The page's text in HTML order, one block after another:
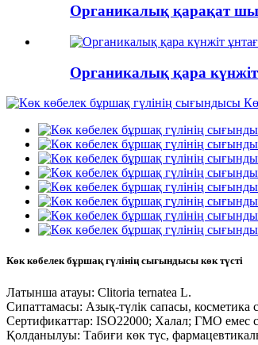
Органикалық қарақат
Органикалық қара
Көк көбелек бұршақ гүлінің сығындысы көк түсті
Латынша атауы: Clitoria ternatea L.
Сипаттамасы: Азық-түлік сапасы, косметика
Сертификаттар: ISO22000; Халал; ГМО емес
Қолданылуы: Табиғи көк түс,